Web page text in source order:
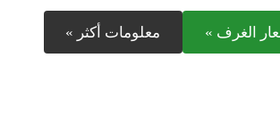
الغرف » معلومات أكثر »